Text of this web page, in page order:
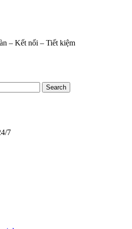
– Kết nối – Tiết kiệm
Search
7